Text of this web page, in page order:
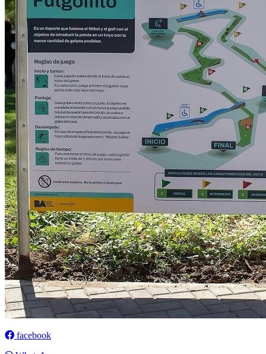
facebook